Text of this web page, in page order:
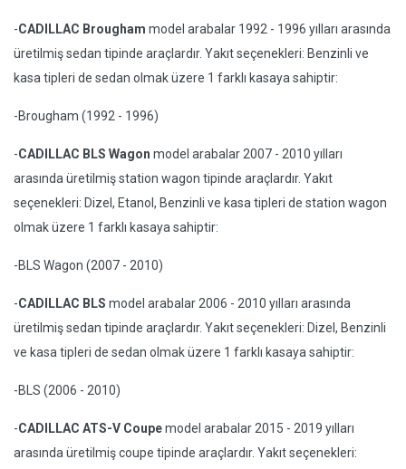
-CADILLAC Brougham model arabalar 1992 - 1996 yılları arasında
üretilmiş sedan tipinde araçlardır. Yakıt seçenekleri: Benzinli ve
kasa tipleri de sedan olmak üzere 1 farklı kasaya sahiptir:
-Brougham (1992 - 1996)
-CADILLAC BLS Wagon model arabalar 2007 - 2010 yılları
arasında üretilmiş station wagon tipinde araçlardır. Yakıt
seçenekleri: Dizel, Etanol, Benzinli ve kasa tipleri de station wagon
olmak üzere 1 farklı kasaya sahiptir:
-BLS Wagon (2007 - 2010)
-CADILLAC BLS model arabalar 2006 - 2010 yılları arasında
üretilmiş sedan tipinde araçlardır. Yakıt seçenekleri: Dizel, Benzinli
ve kasa tipleri de sedan olmak üzere 1 farklı kasaya sahiptir:
-BLS (2006 - 2010)
-CADILLAC ATS-V Coupemodel arabalar 2015 - 2019 yılları
arasında üretilmiş coupe tipinde araçlardır. Yakıt seçenekleri: